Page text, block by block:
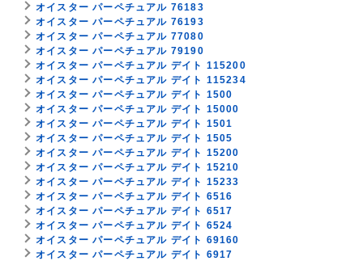
オイスター パーペチュアル 76183
オイスター パーペチュアル 76193
オイスター パーペチュアル 77080
オイスター パーペチュアル 79190
オイスター パーペチュアル デイト 115200
オイスター パーペチュアル デイト 115234
オイスター パーペチュアル デイト 1500
オイスター パーペチュアル デイト 15000
オイスター パーペチュアル デイト 1501
オイスター パーペチュアル デイト 1505
オイスター パーペチュアル デイト 15200
オイスター パーペチュアル デイト 15210
オイスター パーペチュアル デイト 15233
オイスター パーペチュアル デイト 6516
オイスター パーペチュアル デイト 6517
オイスター パーペチュアル デイト 6524
オイスター パーペチュアル デイト 69160
オイスター パーペチュアル デイト 6917